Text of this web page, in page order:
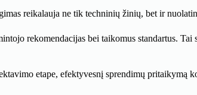
reikalauja ne tik techninių žinių, bet ir
rekomendacijas bei taikomus standartus.
etape, efektyvesnį sprendimų pritaikymą